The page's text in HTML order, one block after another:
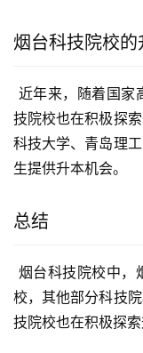
烟台科技院校的
技院校也在积极探
科技大学、青岛理
生提供升本机会。
总结
校，其他部分科技
技院校也在积极探索